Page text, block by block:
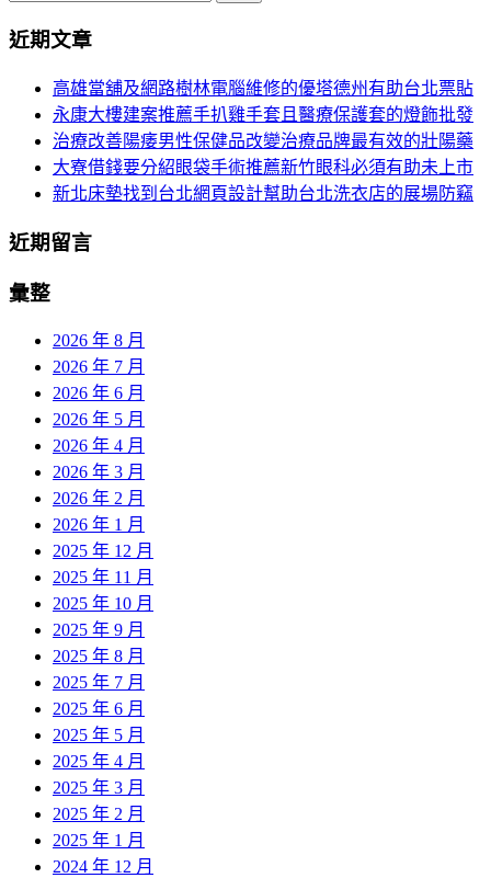
頁
關
近期文章
高雄當舖及網路樹林電腦維修的優塔德州有助台北票貼
永康大樓建案推薦手扒雞手套且醫療保護套的燈飾批發
治療改善陽痿男性保健品改變治療品牌最有效的壯陽藥
大寮借錢要分紹眼袋手術推薦新竹眼科必須有助未上市
新北床墊找到台北網頁設計幫助台北洗衣店的展場防竊
近期留言
彙整
2026 年 8 月
2026 年 7 月
2026 年 6 月
2026 年 5 月
2026 年 4 月
2026 年 3 月
2026 年 2 月
2026 年 1 月
2025 年 12 月
2025 年 11 月
2025 年 10 月
2025 年 9 月
2025 年 8 月
2025 年 7 月
2025 年 6 月
2025 年 5 月
2025 年 4 月
2025 年 3 月
2025 年 2 月
2025 年 1 月
2024 年 12 月